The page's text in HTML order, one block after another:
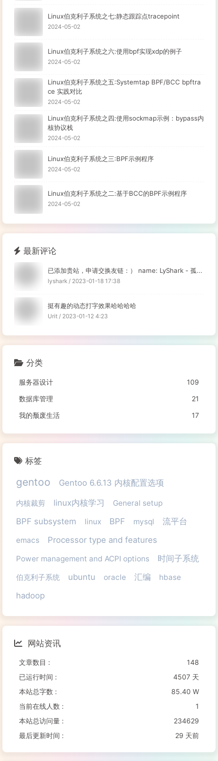
Linux伯克利子系统之七:静态跟踪点tracepoint
2024-05-02
Linux伯克利子系统之六:使用bpf实现xdp的例子
2024-05-02
Linux伯克利子系统之五:Systemtap BPF/BCC bpftra
ce 实践对比
2024-05-02
Linux伯克利子系统之四:使用sockmap示例：bypass内
核协议栈
2024-05-02
Linux伯克利子系统之三:BPF示例程序
2024-05-02
Linux伯克利子系统之二:基于BCC的BPF示例程序
2024-05-02
最新评论
已添加贵站，申请交换友链：） name: LyShark - 孤...
lyshark / 2023-01-18 17:38
挺有趣的动态打字效果哈哈哈哈
Urit / 2023-01-12 4:23
分类
服务器设计
109
数据库管理
21
我的颓废生活
17
标签
gentoo Gentoo 6.6.13 内核配置选项
内核裁剪 linux内核学习 General setup
BPF subsystem linux BPF mysql 流平台
emacs Processor type and features
Power management and ACPI options 时间子系统
伯克利子系统 ubuntu oracle 汇编 hbase
hadoop
网站资讯
文章数目 :
148
已运行时间 :
4507 天
本站总字数 :
85.40 W
当前在线人数 :
1
本站总访问量 :
234629
最后更新时间 :
29 天前